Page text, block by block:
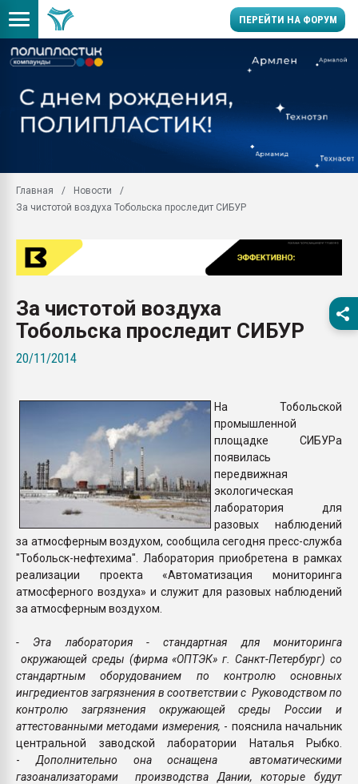
ПЕРЕЙТИ НА ФОРУМ
умельцы изготовили
Продажа готового
производство SPC
29.07.2026 ФРП помог
Помощь в подборе
ближайшее
Подмосковье, Москва
28.07.2026
ситуацией на
Главная
Новости
За чистотой воздуха Тобольска проследит СИБУР
За чистотой воздуха
Тобольска проследит СИБУР
20/11/2014
На Тобольской
промышленной
площадке СИБУРа
появилась
передвижная
экологическая
лаборатория для
разовых наблюдений
за атмосферным воздухом, сообщила сегодня пресс-служба
"Тобольск-нефтехима". Лаборатория приобретена в рамках
реализации проекта «Автоматизация мониторинга
атмосферного воздуха» и служит для разовых наблюдений
за атмосферным воздухом.
- Эта лаборатория - стандартная для мониторинга
окружающей среды (фирма «ОПТЭК» г. Санкт-Петербург) со
стандартным оборудованием по контролю основных
ингредиентов загрязнения в соответствии с Руководством по
контролю загрязнения окружающей среды России и
аттестованными методами измерения, - пояснила начальник
центральной заводской лаборатории Наталья Рыбко.
- Дополнительно она оснащена автоматическими
газоанализаторами производства Дании, которые будут